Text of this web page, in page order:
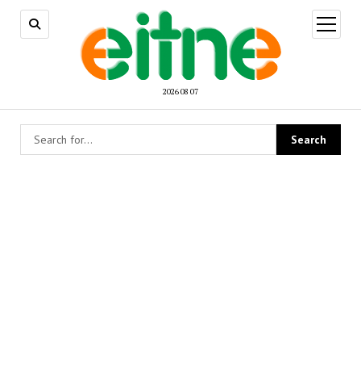
2026 08 07
open
menu